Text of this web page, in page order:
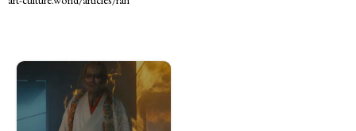
POLITICS REVIEWS